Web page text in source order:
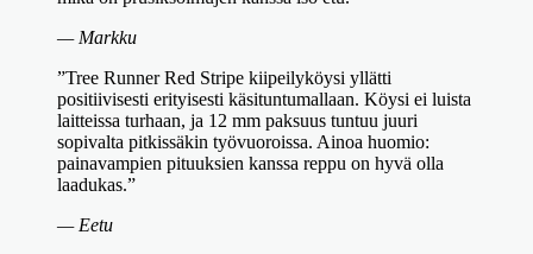
— Markku
”Tree Runner Red Stripe kiipeilyköysi yllätti
positiivisesti erityisesti käsituntumallaan. Köysi ei luista
laitteissa turhaan, ja 12 mm paksuus tuntuu juuri
sopivalta pitkissäkin työvuoroissa. Ainoa huomio:
painavampien pituuksien kanssa reppu on hyvä olla
laadukas.”
— Eetu